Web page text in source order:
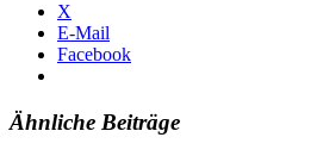
X
E-Mail
Facebook
Ähnliche Beiträge